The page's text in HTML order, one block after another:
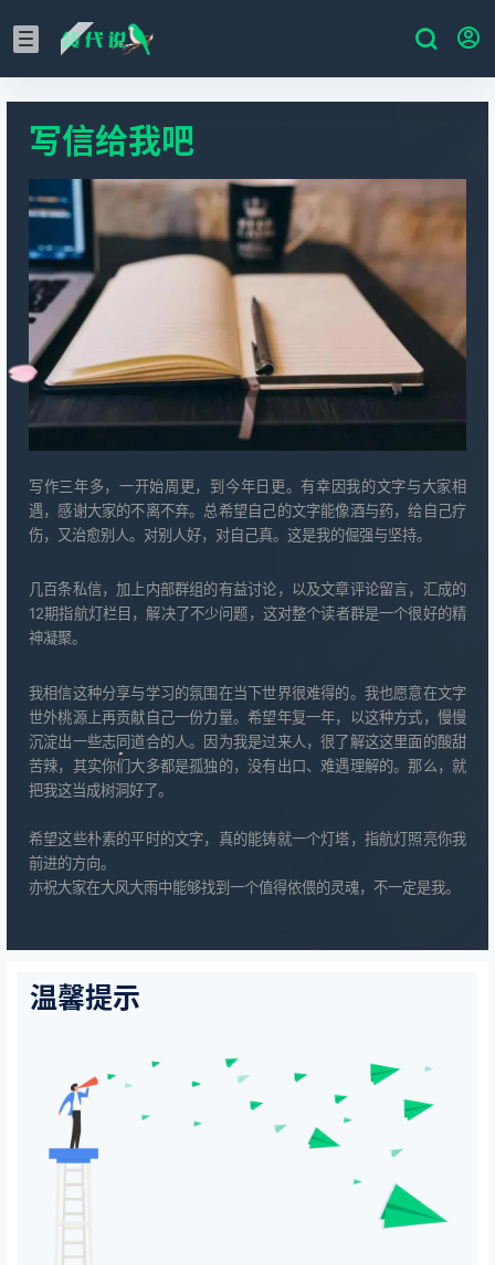
写信给我吧
写作三年多，一开始周更，到今年日更。有幸因我的文字与大家相
遇，感谢大家的不离不弃。 总希望自己的文字能像酒与药，给自己疗
伤，又治愈别人。对别人好，对自己真。这是我的倔强与坚持。
几百条私信，加上内部群组的有益讨论，以及文章评论留言，汇成的
12期指航灯栏目，解决了不少问题，这对整个读者群是一个很好的精
神凝聚。
我相信这种分享与学习的氛围在当下世界很难得的。我也愿意在文字
世外桃源上再贡献自己一份力量。希望年复一年，以这种方式，慢慢
沉淀出一些志同道合的人。因为我是过来人，很了解这这里面的酸甜
苦辣，其实你们大多都是孤独的，没有出口、难遇理解的。那么，就
把我这当成树洞好了。
希望这些朴素的平时的文字，真的能铸就一个灯塔，指航灯照亮你我
前进的方向。
亦祝大家在大风大雨中能够找到一个值得依偎的灵魂，不一定是我。
温馨提示